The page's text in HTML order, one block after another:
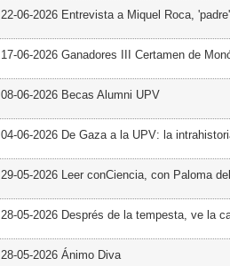
22-06-2026 Entrevista a Miquel Roca,
17-06-2026 Ganadores III Certamen de
08-06-2026 Becas Alumni UPV
04-06-2026 De Gaza a la UPV: la
29-05-2026 Leer conCiencia, con Paloma
28-05-2026 Després de la tempesta, ve la
28-05-2026 Ánimo Diva